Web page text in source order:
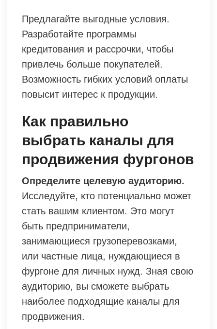
Предлагайте выгодные условия.
Разработайте программы
кредитования и рассрочки, чтобы
привлечь больше покупателей.
Возможность гибких условий оплаты
повысит интерес к продукции.
Как правильно
выбрать каналы для
продвижения фургонов
Определите целевую аудиторию.
Исследуйте, кто потенциально может
стать вашим клиентом. Это могут
быть предприниматели,
занимающиеся грузоперевозками,
или частные лица, нуждающиеся в
фургоне для личных нужд. Зная свою
аудиторию, вы сможете выбрать
наиболее подходящие каналы для
продвижения.